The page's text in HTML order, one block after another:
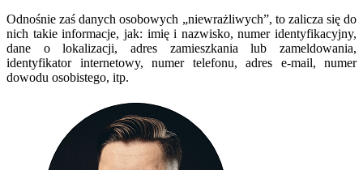
Odnośnie zaś danych osobowych „niewrażliwych”, to zalicza się do
nich takie informacje, jak: imię i nazwisko, numer identyfikacyjny,
dane o lokalizacji, adres zamieszkania lub zameldowania,
identyfikator internetowy, numer telefonu, adres e-mail, numer
dowodu osobistego, itp.